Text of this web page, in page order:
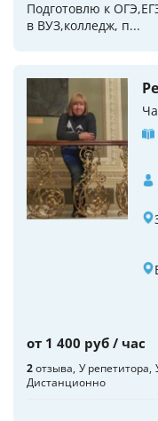
Подготовлю к
в ВУЗ,колледж, п...
от 1 400 руб / час
2отзыва У репетитора
Дистанционно